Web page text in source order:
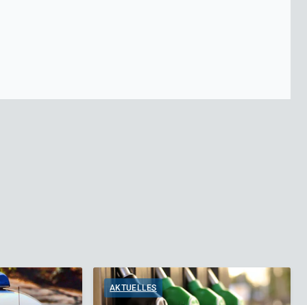
AKTUELLES